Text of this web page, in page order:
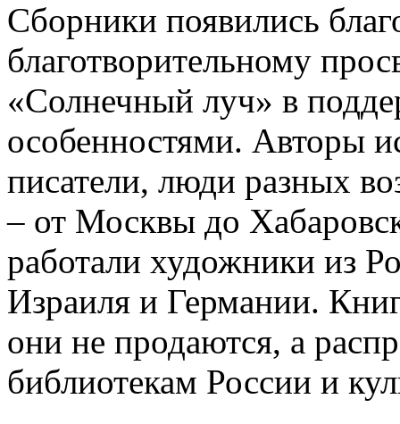
Сборники появились
благотворительному
«Солнечный луч» в
особенностями. Авторы
писатели, люди разных
– от Москвы до
работали художники из
Израиля и Германии.
они не продаются, а
библиотекам России и